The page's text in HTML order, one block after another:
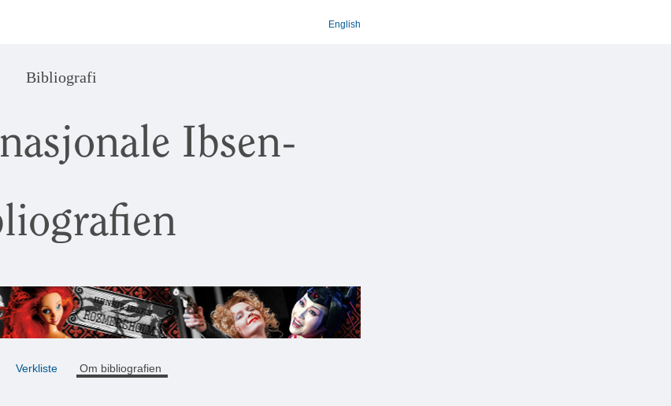
English
Bibliografi
Ibsen-
Verkliste Om bibliografien